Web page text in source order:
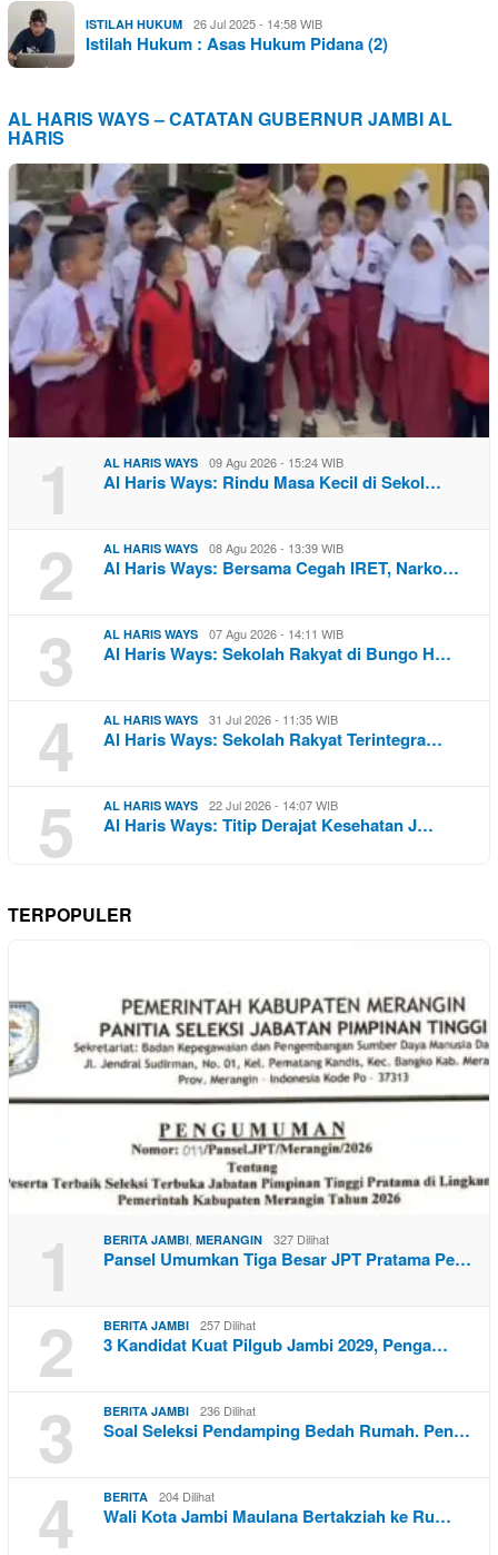
ISTILAH HUKUM 26 Jul 2025 - 14:58 WIB
Istilah Hukum : Asas Hukum Pidana (2)
AL HARIS WAYS – CATATAN GUBERNUR JAMBI AL
HARIS
1 AL HARIS WAYS 09 Agu 2026 - 15:24 WIB
Al Haris Ways: Rindu Masa Kecil di Sekol…
2 AL HARIS WAYS 08 Agu 2026 - 13:39 WIB
Al Haris Ways: Bersama Cegah IRET, Narko…
3 AL HARIS WAYS 07 Agu 2026 - 14:11 WIB
Al Haris Ways: Sekolah Rakyat di Bungo H…
4 AL HARIS WAYS 31 Jul 2026 - 11:35 WIB
Al Haris Ways: Sekolah Rakyat Terintegra…
5 AL HARIS WAYS 22 Jul 2026 - 14:07 WIB
Al Haris Ways: Titip Derajat Kesehatan J…
TERPOPULER
1 BERITA JAMBI, MERANGIN 327 Dilihat
Pansel Umumkan Tiga Besar JPT Pratama Pe…
2 BERITA JAMBI 257 Dilihat
3 Kandidat Kuat Pilgub Jambi 2029, Penga…
3 BERITA JAMBI 236 Dilihat
Soal Seleksi Pendamping Bedah Rumah. Pen…
4 BERITA 204 Dilihat
Wali Kota Jambi Maulana Bertakziah ke Ru…